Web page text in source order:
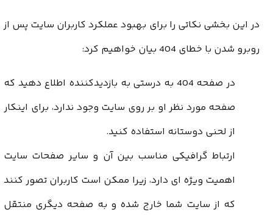
در این بخشی نکاتی را برای بهبود عملکرد کاربران سایت پس از
روبرو شدن با خطای 404 بیان خواهیم کرد:
در صفحه 404 به درستی به بازدیدکننده اطلاع دهید که
صفحه مورد نظر او بر روی سایت وجود ندارد، برای اینکار
از لحنی دوستانه استفاده کنید.
ارتباط گرافیکی مناسب بین آن و سایر صفحات سایت
اهمیت ویژه ای دارد، زیرا ممکن است کاربران تصور کنند
که از سایت شما خارج شده و به صفحه دیگری منتقل